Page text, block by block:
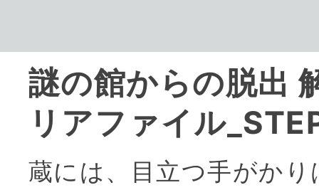
謎の館からの脱出
リアファイル
蔵には、目立つ手がか